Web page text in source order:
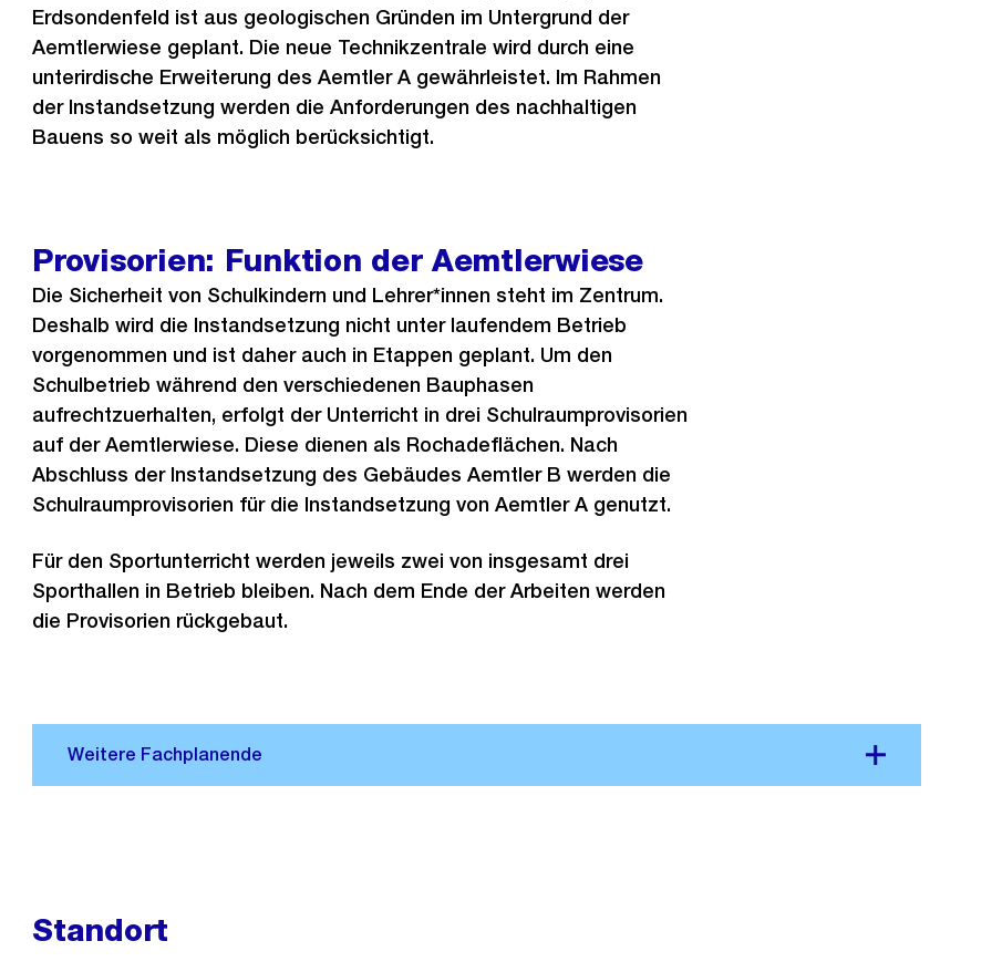
Erdsondenfeld ist aus geologischen Gründen im Untergrund der
Aemtlerwiese geplant. Die neue Technikzentrale wird durch eine
unterirdische Erweiterung des Aemtler A gewährleistet. Im Rahmen
der Instandsetzung werden die Anforderungen des nachhaltigen
Bauens so weit als möglich berücksichtigt.
Provisorien: Funktion der Aemtlerwiese
Die Sicherheit von Schulkindern und Lehrer*innen steht im Zentrum.
Deshalb wird die Instandsetzung nicht unter laufendem Betrieb
vorgenommen und ist daher auch in Etappen geplant. Um den
Schulbetrieb während den verschiedenen Bauphasen
aufrechtzuerhalten, erfolgt der Unterricht in drei Schulraumprovisorien
auf der Aemtlerwiese. Diese dienen als Rochadeflächen. Nach
Abschluss der Instandsetzung des Gebäudes Aemtler B werden die
Schulraumprovisorien für die Instandsetzung von Aemtler A genutzt.
Für den Sportunterricht werden jeweils zwei von insgesamt drei
Sporthallen in Betrieb bleiben. Nach dem Ende der Arbeiten werden
die Provisorien rückgebaut.
Standort